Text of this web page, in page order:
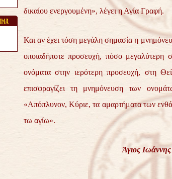
δικαίου ενεργουμένη», λέγει η Αγία Γραφή.
Και αν έχει τόση μεγάλη σημασία η
οποιαδήποτε προσευχή, πόσο μεγαλύτερη
ονόματα στην ιερότερη προσευχή, στη
επισφραγίζει τη μνημόνευση των
«Απόπλυνον, Κύριε, τα αμαρτήματα των
τω αγίω».
Άγιος